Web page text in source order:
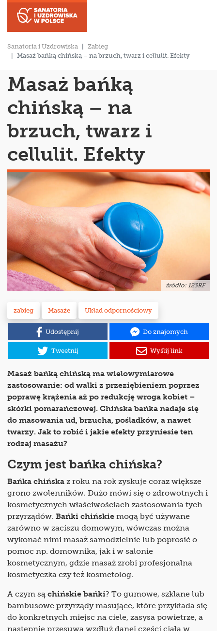
Sanatoria i Uzdrowiska
Zabieg
Masaż bańką chińską – na brzuch, twarz i cellulit. Efekty
Masaż bańką
chińską – na
brzuch, twarz i
cellulit. Efekty
źródło: 123RF
zabieg Masaże Układ odpornościowy
Udostępnij Do znajomych
Tweetnij Wyślij link
Masaż bańką chińską ma wielowymiarowe
zastosowanie: od walki z przeziębieniem poprzez
poprawę krążenia aż po redukcję wroga kobiet –
skórki pomarańczowej. Chińska bańka nadaje się
do masowania ud, brzucha, pośladków, a nawet
twarzy. Jak to robić i jakie efekty przyniesie ten
rodzaj masażu?
Czym jest bańka chińska?
Bańka chińska z roku na rok zyskuje coraz większe
grono zwolenników. Dużo mówi się o zdrowotnych i
kosmetycznych właściwościach zastosowania tych
przyrządów. Bańki chińskie mogą być używane
zarówno w zaciszu domowym, wówczas można
wykonać nimi masaż samodzielnie lub poprosić o
pomoc np. domownika, jak i w salonie
kosmetycznym, gdzie masaż zrobi profesjonalna
kosmetyczka czy też kosmetolog.
A czym są chińskie bańki? To gumowe, szklane lub
bambusowe przyrządy masujące, które przykłada się
do konkretnych miejsc na ciele, zasysa powietrze, a
następnie przesuwa wzdłuż danej części ciała w